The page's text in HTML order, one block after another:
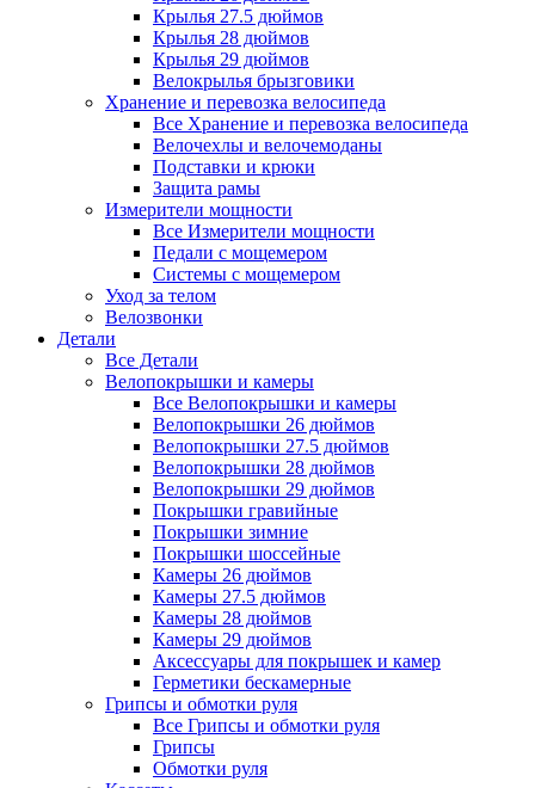
Крылья 27.5 дюймов
Крылья 28 дюймов
Крылья 29 дюймов
Велокрылья брызговики
Хранение и перевозка велосипеда
Все Хранение и перевозка велосипеда
Велочехлы и велочемоданы
Подставки и крюки
Защита рамы
Измерители мощности
Все Измерители мощности
Педали с мощемером
Системы с мощемером
Уход за телом
Велозвонки
Детали
Все Детали
Велопокрышки и камеры
Все Велопокрышки и камеры
Велопокрышки 26 дюймов
Велопокрышки 27.5 дюймов
Велопокрышки 28 дюймов
Велопокрышки 29 дюймов
Покрышки гравийные
Покрышки зимние
Покрышки шоссейные
Камеры 26 дюймов
Камеры 27.5 дюймов
Камеры 28 дюймов
Камеры 29 дюймов
Аксессуары для покрышек и камер
Герметики бескамерные
Грипсы и обмотки руля
Все Грипсы и обмотки руля
Грипсы
Обмотки руля